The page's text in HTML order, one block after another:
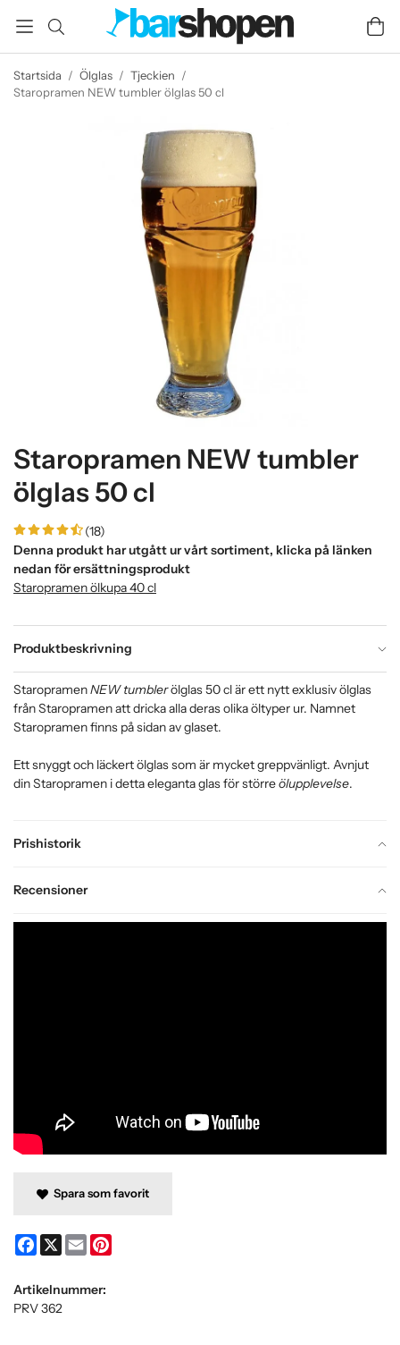
Startsida / Ölglas / Tjeckien /
Staropramen NEW tumbler ölglas 50 cl
Staropramen NEW tumbler
ölglas 50 cl
(18)
Denna produkt har utgått ur vårt sortiment, klicka på länken
nedan för ersättningsprodukt
Staropramen ölkupa 40 cl
Produktbeskrivning
Prishistorik
Recensioner
StaropramenNEW tumblerölglas 50 cl är ett nytt exklusiv ölglas
från Staropramen att dricka alla deras olika öltyper ur. Namnet
Staropramen finns på sidan av glaset.
Ett snyggt och läckert ölglas som är mycket greppvänligt. Avnjut
din Staropramen i detta eleganta glas för störreölupplevelse.
Spara som favorit
Facebook
X Email
Artikelnummer:
PRV 362